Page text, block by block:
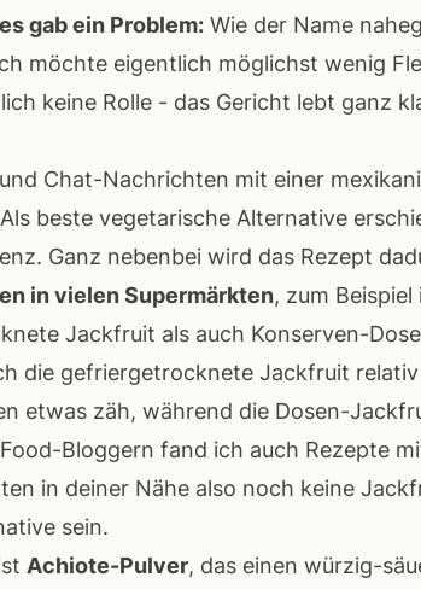
gab ein Problem: Wie der Name
möchte eigentlich möglichst wenig
keine Rolle - das Gericht lebt ganz
Chat-Nachrichten mit einer
beste vegetarische Alternative
Ganz nebenbei wird das Rezept
in vielen Supermärkten, zum
Jackfruit als auch Konserven-
die gefriergetrocknete Jackfruit
etwas zäh, während die Dosen-
Bloggern fand ich auch Rezepte
in deiner Nähe also noch keine
sein.
Achiote-Pulver, das einen würzig-